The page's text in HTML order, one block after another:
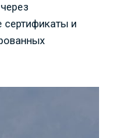
сертификаты и